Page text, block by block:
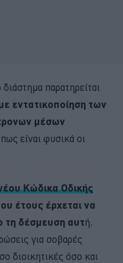
παρατηρείται
εντατικοποίηση των
μέσων
είναι φυσικά οι
Κώδικα Οδικής
έτους έρχεται να
τη δέσμευση αυτή,
για σοβαρές
διοικητικές όσο και